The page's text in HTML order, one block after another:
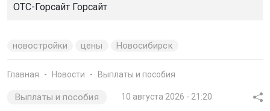
ОТС-Горсайт Горсайт
новостройки цены Новосибирск
Главная Новости Выплаты и пособия
Выплаты и пособия 10 августа 2026 - 21:20